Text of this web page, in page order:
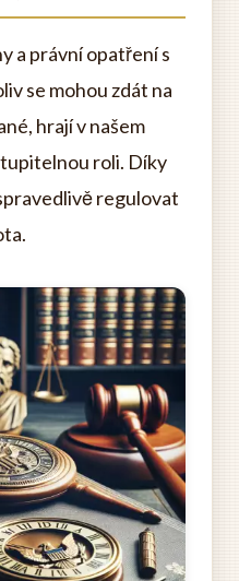
a právní opatření s
se mohou zdát na
hrají v našem
roli. Díky
regulovat